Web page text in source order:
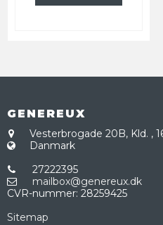
GENEREUX
Vesterbrogade 20B, Kld. ,
Danmark
27222395
mailbox@genereux.dk
CVR-nummer: 28259425
Sitemap